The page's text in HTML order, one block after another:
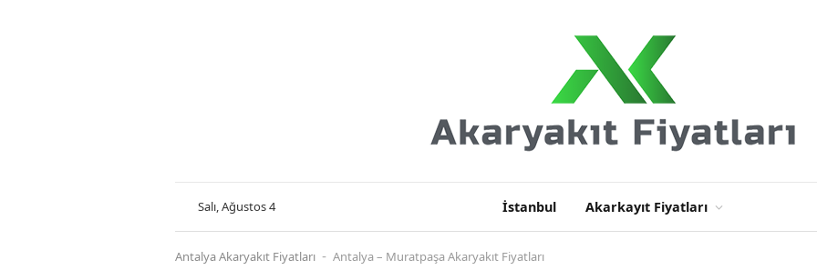
Salı, Ağustos 4 İstanbul Akarkayıt Fiyatları
Antalya Akaryakıt Fiyatları - Antalya – Muratpaşa Akaryakıt Fiyatları